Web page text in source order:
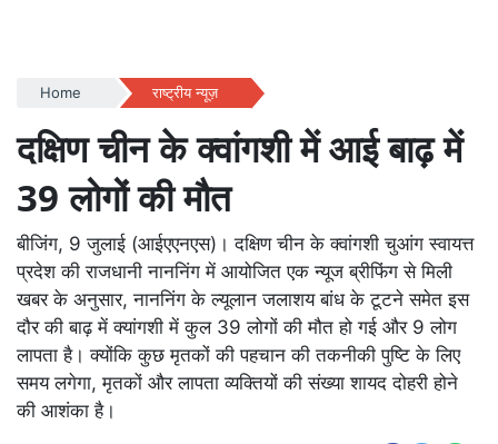
Home राष्ट्रीय न्यूज़
दक्षिण चीन के क्वांगशी में आई बाढ़ में
39 लोगों की मौत
बीजिंग, 9 जुलाई (आईएएनएस)। दक्षिण चीन के क्वांगशी चुआंग स्वायत्त
प्रदेश की राजधानी नाननिंग में आयोजित एक न्यूज ब्रीफिंग से मिली
खबर के अनुसार, नाननिंग के ल्यूलान जलाशय बांध के टूटने समेत इस
दौर की बाढ़ में क्यांगशी में कुल 39 लोगों की मौत हो गई और 9 लोग
लापता है। क्योंकि कुछ मृतकों की पहचान की तकनीकी पुष्टि के लिए
समय लगेगा, मृतकों और लापता व्यक्तियों की संख्या शायद दोहरी होने
की आशंका है।